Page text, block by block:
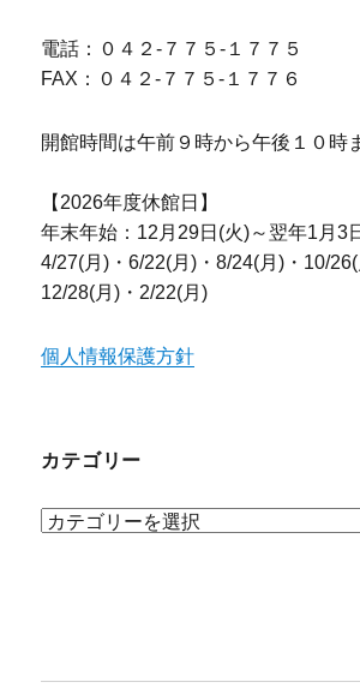
電話：０４２-７７５-１７７５
FAX：０４２-７７５-１７７６
開館時間は午前９時から午後１０時
【2026年度休館日】
年末年始：12月29日(火)～翌年1月3
4/27(月)・6/22(月)・8/24(月)・10/26(
12/28(月)・2/22(月)
個人情報保護方針
カテゴリー
カ